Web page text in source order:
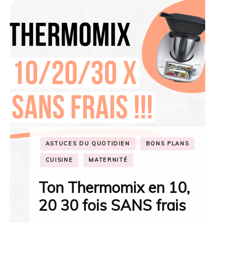
ASTUCES DU QUOTIDIEN BONS PLANS
ENFANCE MAISON
8 indispensables de
parents à la maison